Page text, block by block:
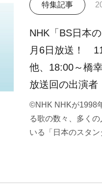
特集記事
NHK「BS日本
月6日放送！
他、18:00～橋
放送回の出演者
©NHK NHKが1998
る歌の数々、多く
いる「日本のスタ